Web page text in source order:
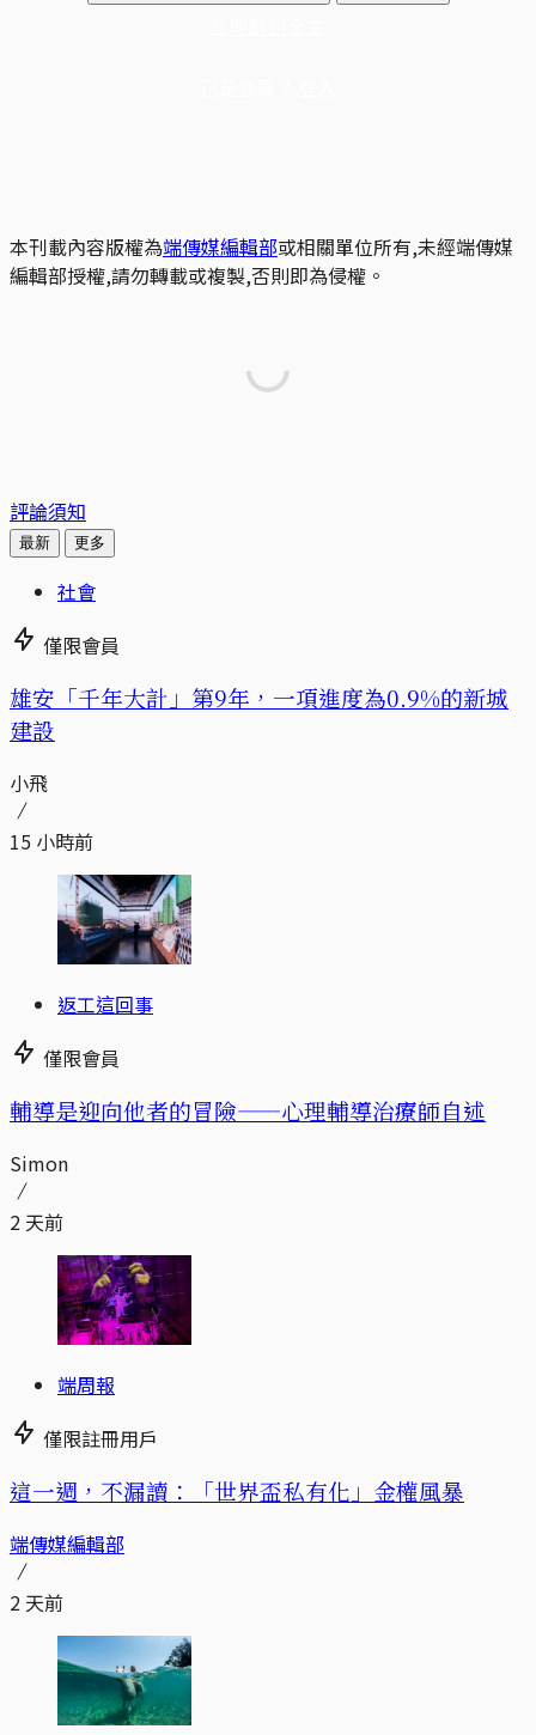
本刊載內容版權為端傳媒編輯部或相關單位所有,未經端傳媒
編輯部授權,請勿轉載或複製,否則即為侵權。
評論須知
最新 更多
社會
僅限會員
​​雄安「千年大計」第9年，一項進度為0.9%的新城
建設
小飛
15 小時前
返工這回事
僅限會員
輔導是迎向他者的冒險——心理輔導治療師自述
Simon
2 天前
端周報
僅限註冊用戶
這一週，不漏讀：「世界盃私有化」金權風暴
端傳媒編輯部
2 天前